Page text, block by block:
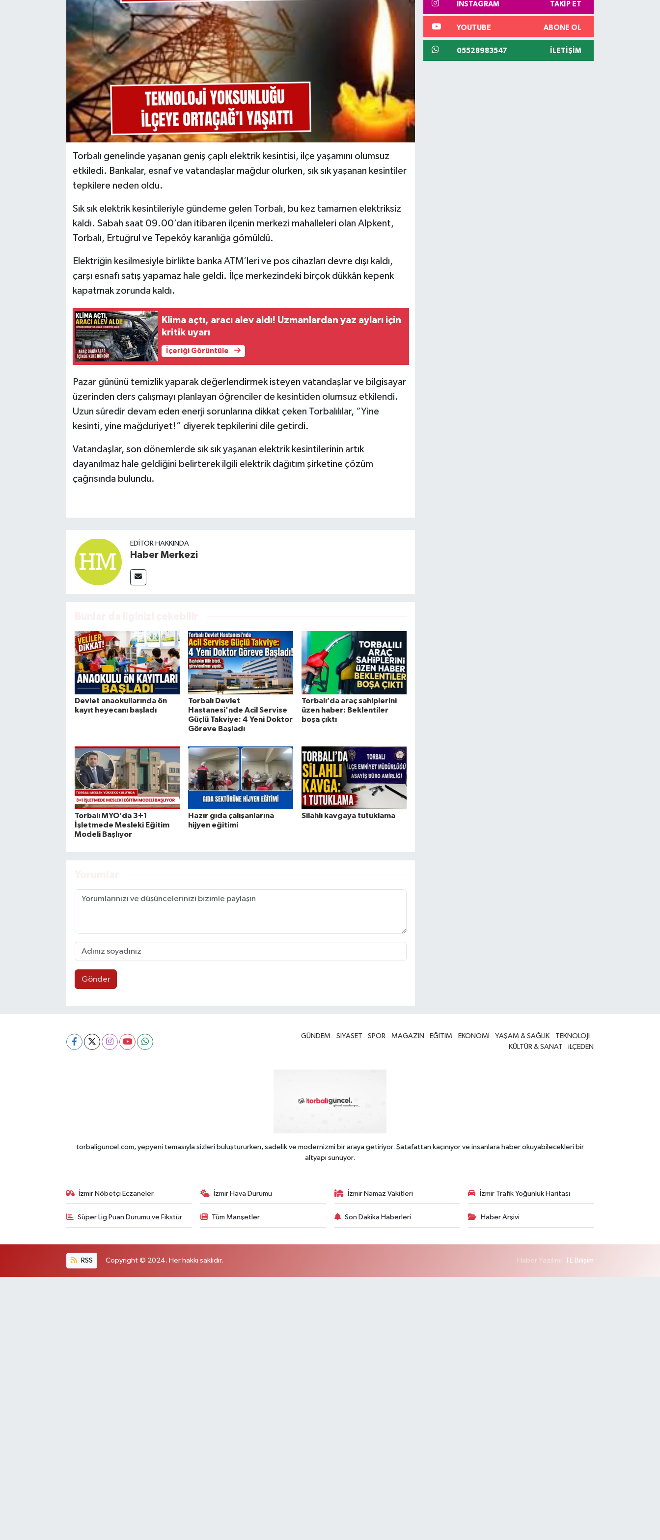
Torbalı genelinde yaşanan geniş çaplı elektrik kesintisi, ilçe yaşamını olumsuz
etkiledi. Bankalar, esnaf ve vatandaşlar mağdur olurken, sık sık yaşanan kesintiler
tepkilere neden oldu.
Sık sık elektrik kesintileriyle gündeme gelen Torbalı, bu kez tamamen elektriksiz
kaldı. Sabah saat 09.00’dan itibaren ilçenin merkezi mahalleleri olan Alpkent,
Torbalı, Ertuğrul ve Tepeköy karanlığa gömüldü.
Elektriğin kesilmesiyle birlikte banka ATM’leri ve pos cihazları devre dışı kaldı,
çarşı esnafı satış yapamaz hale geldi. İlçe merkezindeki birçok dükkân kepenk
kapatmak zorunda kaldı.
Klima açtı, aracı alev aldı! Uzmanlardan yaz ayları için
kritik uyarı
İçeriği Görüntüle
Pazar gününü temizlik yaparak değerlendirmek isteyen vatandaşlar ve bilgisayar
üzerinden ders çalışmayı planlayan öğrenciler de kesintiden olumsuz etkilendi.
Uzun süredir devam eden enerji sorunlarına dikkat çeken Torbalılılar, “Yine
kesinti, yine mağduriyet!” diyerek tepkilerini dile getirdi.
Vatandaşlar, son dönemlerde sık sık yaşanan elektrik kesintilerinin artık
dayanılmaz hale geldiğini belirterek ilgili elektrik dağıtım şirketine çözüm
çağrısında bulundu.
EDITÖR HAKKINDA
Haber Merkezi
Devlet anaokullarında ön
kayıt heyecanı başladı
Torbalı Devlet
Hastanesi'nde Acil Servise
Güçlü Takviye: 4 Yeni Doktor
Göreve Başladı
Torbalı’da araç sahiplerini
üzen haber: Beklentiler
boşa çıktı
Torbalı MYO’da 3+1
İşletmede Mesleki Eğitim
Modeli Başlıyor
Hazır gıda çalışanlarına
hijyen eğitimi
Silahlı kavgaya tutuklama
Gönder
INSTAGRAM TAKIP ET
YOUTUBE ABONE OL
05528983547 İLETIŞIM
GÜNDEM SİYASET SPOR MAGAZİN EĞİTİM EKONOMİ YAŞAM & SAĞLIK
TEKNOLOJİ
KÜLTÜR & SANAT
iLÇEDEN
torbaliguncel.com, yepyeni temasıyla sizleri buluştururken, sadelik ve modernizmi bir araya getiriyor. Şatafattan kaçınıyor ve insanlara haber okuyabilecekleri bir
altyapı sunuyor.
İzmir Nöbetçi Eczaneler İzmir Hava Durumu İzmir Namaz Vakitleri İzmir Trafik Yoğunluk Haritası
Süper Lig Puan Durumu ve Fikstür Tüm Manşetler Son Dakika Haberleri Haber Arşivi
RSS Copyright © 2024. Her hakkı saklıdır. Haber Yazılımı: TE Bilişim